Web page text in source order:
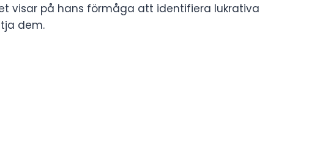
visar på hans förmåga att identifiera lukrativa
dem.